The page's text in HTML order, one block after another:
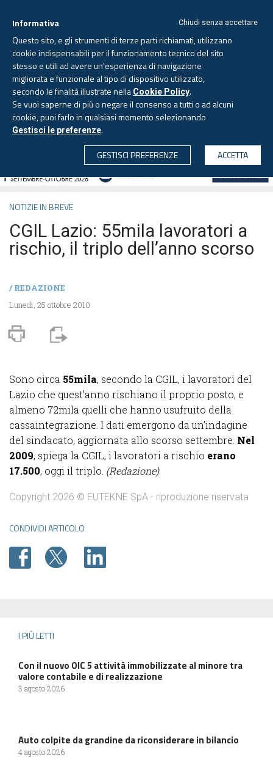
CERCA
Giovedì, 6 agosto 2026 - Aggiornato alle 6.00
NOTIZIE IN BREVE
CGIL Lazio: 55mila lavoratori a
rischio, il triplo dell’anno scorso
/REDAZIONE
Lunedì, 25 ottobre 2010
Sono circa 55mila, secondo la CGIL, i lavoratori del
Lazio che quest’anno rischiano il proprio posto, e
almeno 72mila quelli che hanno usufruito della
cassaintegrazione. I dati emergono da un’indagine
del sindacato, aggiornata allo scorso settembre. Nel
2009, spiega la CGIL, i lavoratori a rischio erano
17.500, oggi il triplo. (Redazione)
Copyright 2026 © EUTEKNE SpA - riproduzione riservata
CONDIVIDI ARTICOLO
I PIÙ LETTI
Con il nuovo OIC 5 attività immobilizzate al minore tra
valore contabile e di realizzazione
3 agosto 2026
Auto colpite da grandine da riconsiderare in bilancio
4 agosto 2026
Chiudi senza accettare
Informativa
Questo sito, e gli strumenti di terze parti richiamati, utilizzano
cookie indispensabili per il funzionamento tecnico del sito
stesso e utili ad avere un'esperienza di navigazione
migliorata e funzionale al tipo di dispositivo utilizzato,
secondo le finalità illustrate nella Cookie Policy.
Se vuoi saperne di più o negare il consenso a tutti o ad alcuni
cookie, puoi farlo in qualsiasi momento selezionando
Gestisci le preferenze.
GESTISCI PREFERENZE
ACCETTA